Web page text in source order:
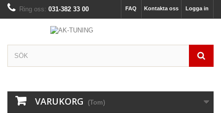
Logga in
Kontakta oss
FAQ
Ring oss: 031-382 33 00
VARUKORG (Tom)